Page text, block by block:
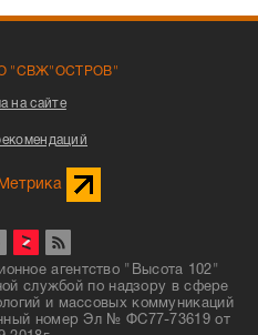
"СВЖ"ОСТРОВ"
на сайте
агентство "Высота 102"
службой по надзору в сфере
и массовых коммуникаций
номер Эл № ФС77-73619 от